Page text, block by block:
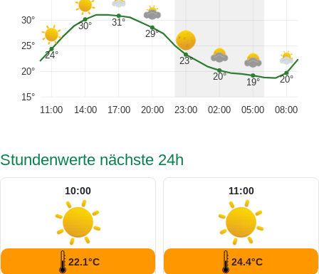
15°
20°
25°
30°
24°
30° 31°
29°
23°
20° 19° 20°
11:00 14:00 17:00 20:00 23:00 02:00 05:00 08:00
Stundenwerte nächste 24h
10:00
22.1°C
11:00
24.4°C